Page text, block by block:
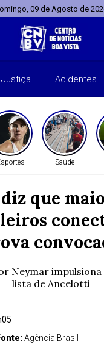
09 de Agosto de
Justiça Acidentes
Saúde
que
Neymar
lista de Ancelotti
Agência Brasil